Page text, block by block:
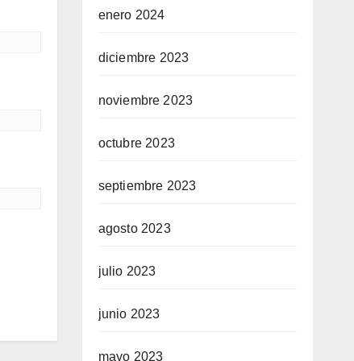
enero 2024
diciembre 2023
noviembre 2023
octubre 2023
septiembre 2023
agosto 2023
julio 2023
junio 2023
mayo 2023